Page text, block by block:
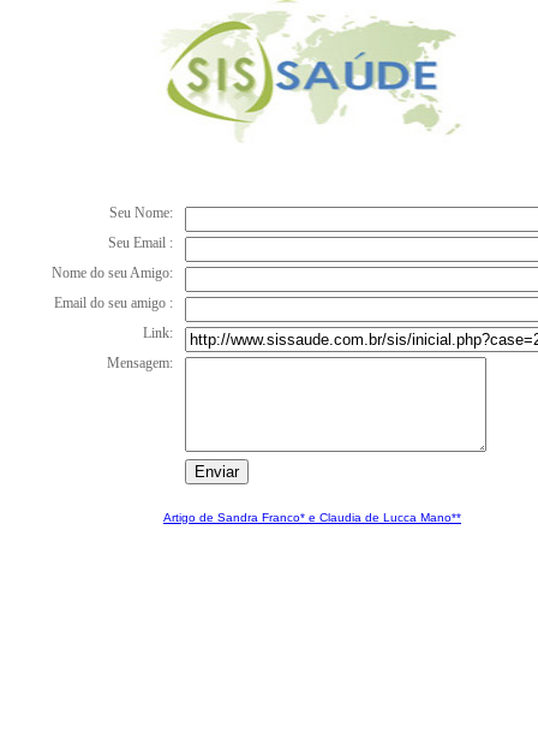
Seu Nome:
Seu Email :
Nome do seu Amigo:
Email do seu amigo :
Link:
Mensagem:
Artigo de Sandra Franco* e Claudia de Lucca Mano**